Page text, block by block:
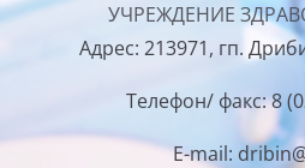
УЧРЕЖДЕНИЕ
Адрес: 213971, гп.
Телефон/ факс: 8
E-mail: